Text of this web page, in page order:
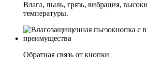
Влага, пыль, грязь, вибрация,
температуры.
Обратная связь от кнопки